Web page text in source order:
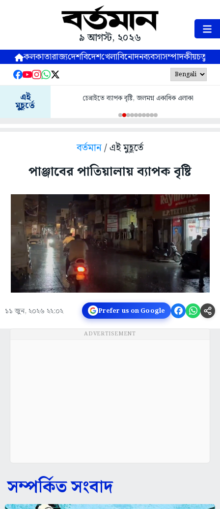
৯ আগস্ট, ২০২৬
কলকাতারাজ্যদেশবিদেশখেলাবিনোদনব্যবসাসম্পাদকীয়
এই
মুহূর্তে
চেন্নাইতে ব্যাপক বৃষ্টি, জলমগ্ন একাধিক এলাকা
বর্তমান/ এই মুহূর্তে
পাঞ্জাবের পাতিয়ালায় ব্যাপক বৃষ্টি
১১ জুন, ২০২৬ ২২:০২ Prefer us on Google
ADVERTISEMENT
সম্পর্কিত সংবাদ